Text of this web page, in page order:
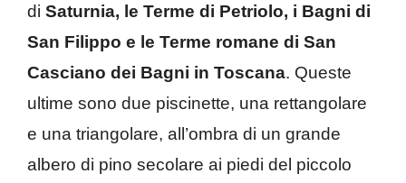
di Saturnia, le Terme di Petriolo, i Bagni di
San Filippo e le Terme romane di San
Casciano dei Bagni in Toscana. Queste
ultime sono due piscinette, una rettangolare
e una triangolare, all’ombra di un grande
albero di pino secolare ai piedi del piccolo